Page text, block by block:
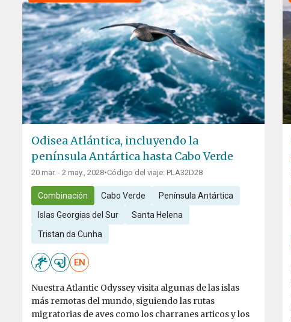
Odisea Atlántica, incluyendo la
península Antártica hasta Cabo Verde
20 mar. - 2 may., 2028•Código del viaje: PLA32D28
Combinación Cabo Verde Península Antártica
Islas Georgias del Sur Santa Helena
Tristan da Cunha
EN
Nuestra Atlantic Odyssey visita algunas de las islas
más remotas del mundo, siguiendo las rutas
migratorias de aves como los charranes articos y los